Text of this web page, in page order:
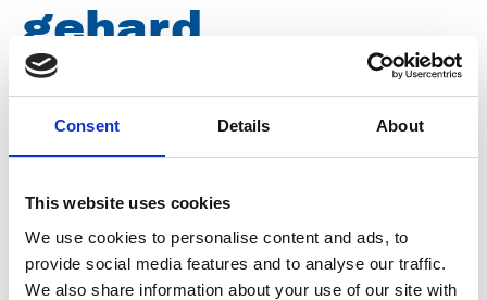
Consent Details About
This website uses cookies
We use cookies to personalise content and ads, to
provide social media features and to analyse our traffic.
We also share information about your use of our site with
gehard
gereviseerd